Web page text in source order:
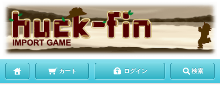
カート ログイン 検索